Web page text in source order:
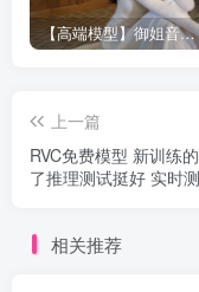
【高端模型】御姐音RVC模型 多个精品模型合并 支持唱歌
上一篇
RVC免费模型 新训练
了推理测试挺好 实时
相关推荐